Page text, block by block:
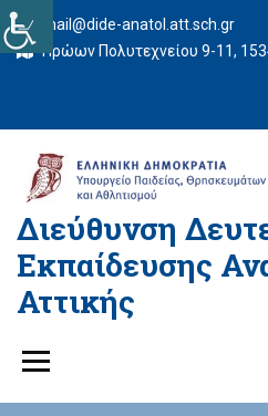
mail@dide-anatol.att.sch.gr
Ηρώων Πολυτεχνείου 9-11,
Διεύθυνση
Εκπαίδευσης
Αττικής